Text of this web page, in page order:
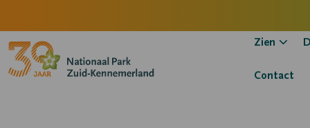
Zien
Contact